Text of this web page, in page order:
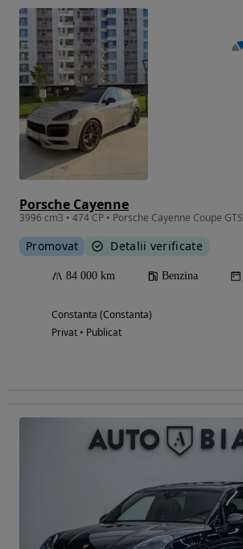
Porsche Cayenne
3996 cm3 • 474 CP • Porsche Cayenne Coupe GTS
Promovat Detalii verificate
84 000 km Benzina
Constanta (Constanta)
Privat • Publicat